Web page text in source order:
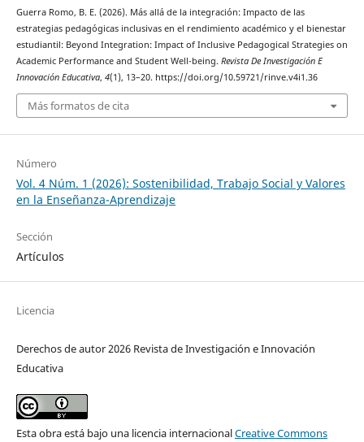
Guerra Romo, B. E. (2026). Más allá de la integración: Impacto de las
estrategias pedagógicas inclusivas en el rendimiento académico y el bienestar
estudiantil: Beyond Integration: Impact of Inclusive Pedagogical Strategies on
Academic Performance and Student Well-being. Revista De Investigación E
Innovación Educativa, 4(1), 13–20. https://doi.org/10.59721/rinve.v4i1.36
Más formatos de cita
Número
Vol. 4 Núm. 1 (2026): Sostenibilidad, Trabajo Social y Valores
en la Enseñanza-Aprendizaje
Sección
Artículos
Licencia
Derechos de autor 2026 Revista de Investigación e Innovación
Educativa
Esta obra está bajo una licencia internacionalCreative Commons